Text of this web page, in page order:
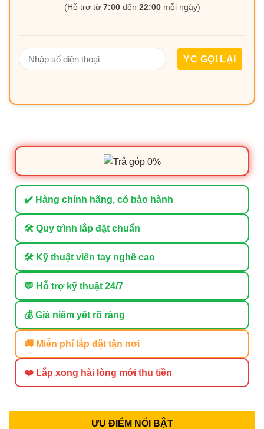
(Hỗ trợ từ 7:00đến 22:00mỗi ngày)
✔️ Hàng chính hãng, có bảo hành
🛠 Quy trình lắp đặt chuẩn
🛠 Kỹ thuật viên tay nghề cao
💬 Hỗ trợ kỹ thuật 24/7
💰 Giá niêm yết rõ ràng
🚚 Miễn phí lắp đặt tận nơi
❤️ Lắp xong hài lòng mới thu tiền
ƯU ĐIỂM NỔI BẬT